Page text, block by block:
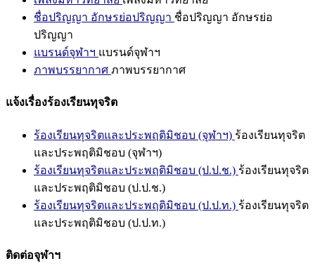
ชื่อปริญญา อักษรย่อปริญญา ชื่อปริญญา อักษรย่อ
ปริญญา
แบรนด์จุฬาฯ แบรนด์จุฬาฯ
ภาพบรรยากาศ ภาพบรรยากาศ
แจ้งเรื่องร้องเรียนทุจริต
ร้องเรียนทุจริตและประพฤติมิชอบ (จุฬาฯ) ร้องเรียนทุจริต
และประพฤติมิชอบ (จุฬาฯ)
ร้องเรียนทุจริตและประพฤติมิชอบ (ป.ป.ช.) ร้องเรียนทุจริต
และประพฤติมิชอบ (ป.ป.ช.)
ร้องเรียนทุจริตและประพฤติมิชอบ (ป.ป.ท.) ร้องเรียนทุจริต
และประพฤติมิชอบ (ป.ป.ท.)
ติดต่อจุฬาฯ